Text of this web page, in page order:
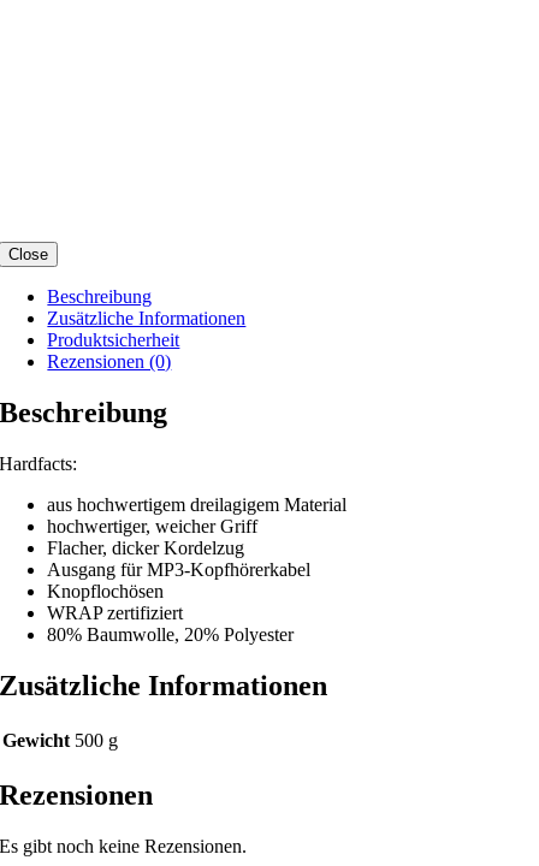
Close
Beschreibung
Zusätzliche Informationen
Produktsicherheit
Rezensionen (0)
Beschreibung
Hardfacts:
aus hochwertigem dreilagigem Material
hochwertiger, weicher Griff
Flacher, dicker Kordelzug
Ausgang für MP3-Kopfhörerkabel
Knopflochösen
WRAP zertifiziert
80% Baumwolle, 20% Polyester
Zusätzliche Informationen
Gewicht 500 g
Rezensionen
Es gibt noch keine Rezensionen.